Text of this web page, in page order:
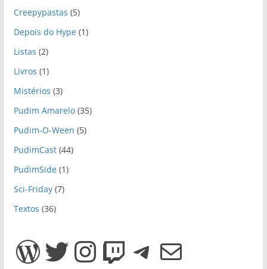
Creepypastas (5)
Depois do Hype(1)
Listas (2)
Livros (1)
Mistérios (3)
Pudim Amarelo(35)
Pudim-O-Ween (5)
PudimCast(44)
PudimSide(1)
Sci-Friday(7)
Textos (36)
WordPress Twitter InstagramTwitch Telegram E-mail